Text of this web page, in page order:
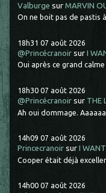
Valburge surMARVIN
On ne boit pas de pastis
18h31 07 août 2026
@Princécranoir surI
Oui après ce grand
18h30 07 août 2026
@Princécranoir sur THE
Ah oui dommage.
14h09 07 août 2026
Princecranoir surI
Cooper était déjà
14h00 07 août 2026